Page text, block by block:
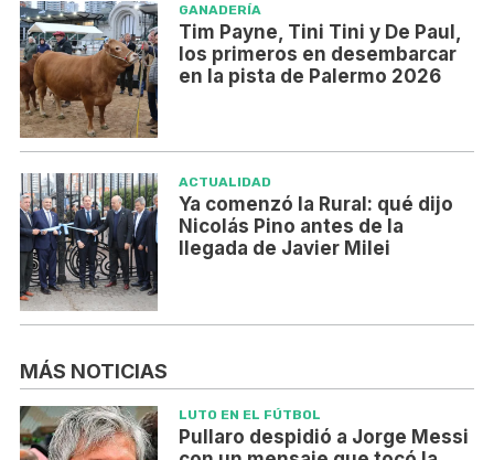
GANADERÍA
Tim Payne, Tini Tini y De Paul,
los primeros en desembarcar
en la pista de Palermo 2026
ACTUALIDAD
Ya comenzó la Rural: qué dijo
Nicolás Pino antes de la
llegada de Javier Milei
MÁS NOTICIAS
LUTO EN EL FÚTBOL
Pullaro despidió a Jorge Messi